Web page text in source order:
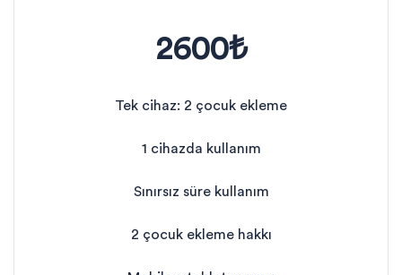
2600₺
Tek cihaz: 2 çocuk ekleme
1 cihazda kullanım
Sınırsız süre kullanım
2 çocuk ekleme hakkı